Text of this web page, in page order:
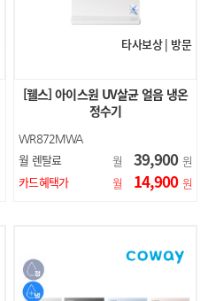
타사보상 | 방문
[웰스] 아이스원 UV살균 얼음 냉온
정수기
WR872MWA
월 렌탈료 월 39,900 원
카드혜택가
월 14,900 원